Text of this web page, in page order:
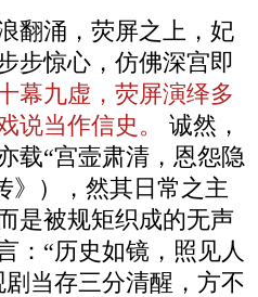
翻涌，荧屏之上，妃
步惊心，仿佛深宫即
幕九虚，荧屏演绎多
说当作信史。
诚然，
载“宫壸肃清，恩怨隐
》），然其日常之主
是被规矩织成的无声
：“历史如镜，照见人
当存三分清醒，方不